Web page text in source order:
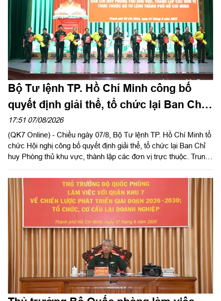
Bộ Tư lệnh TP. Hồ Chí Minh công bố
quyết định giải thể, tổ chức lại Ban Chỉ
huy PTKV, thành lập các đơn vị trực
thuộc
17:51 07/08/2026
(QK7 Online) - Chiều ngày 07/8, Bộ Tư lệnh TP. Hồ Chí Minh tổ
chức Hội nghị công bố quyết định giải thể, tổ chức lại Ban Chỉ
huy Phòng thủ khu vực, thành lập các đơn vị trực thuộc. Trung
Ủy viên Quân ủy Trung ương, Phó Bí thư Đảng ủy, Tư lệnh
Quân khu dự, chỉ đạo hội nghị. Thiếu tướng Vũ Văn Điền, Ủy
viên Ban Thường vụ Thành ủy, Tư lệnh Bộ Tư lệnh TP. Hồ Chí
Minh chủ trì hội nghị.